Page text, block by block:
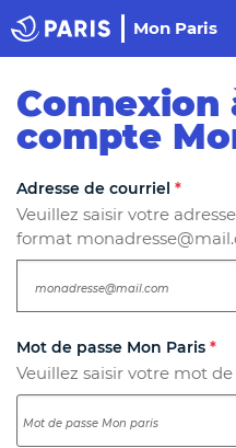
Paris
Mon Paris
Connexion
compte
Adresse de courriel *
Veuillez saisir votre
format
Mot de passe Mon Paris *
Veuillez saisir votre mot